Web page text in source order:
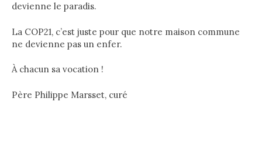
devienne le paradis.
La COP21, c’est juste pour que notre maison commune
ne devienne pas un enfer.
À chacun sa vocation !
Père Philippe Marsset, curé